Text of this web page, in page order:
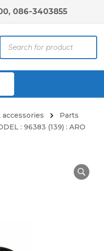
086-3403855
search
Parts
: 96383 (139) : ARO